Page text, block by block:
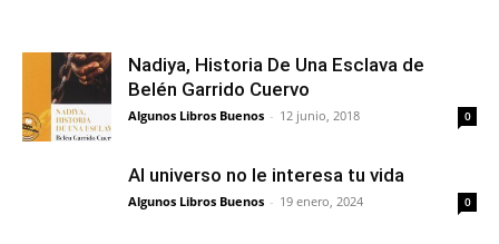
Nadiya, Historia De Una Esclava de
Belén Garrido Cuervo
Algunos Libros Buenos - 12 junio, 2018 0
Al universo no le interesa tu vida
Algunos Libros Buenos - 19 enero, 2024 0